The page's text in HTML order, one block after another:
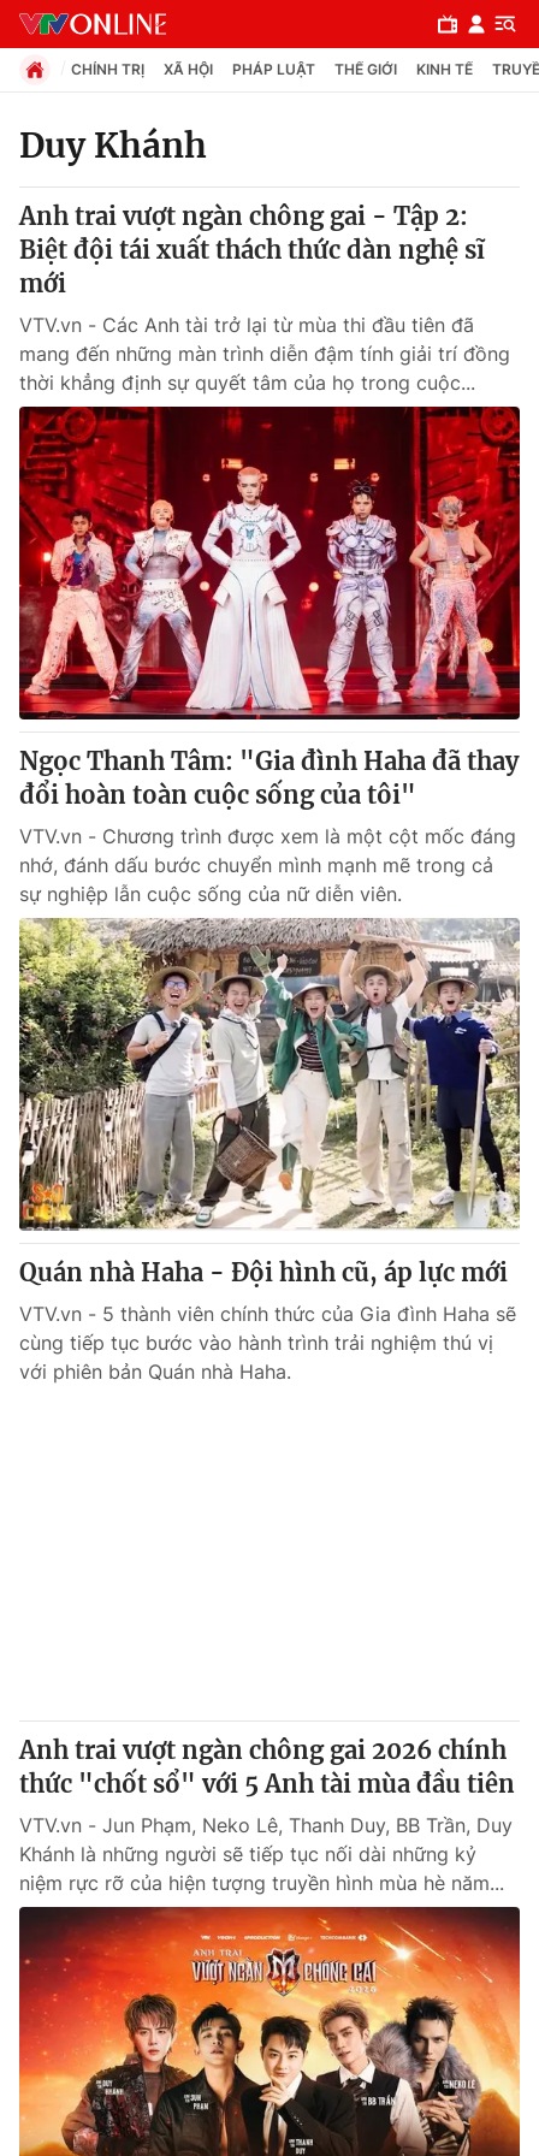
Chuyên mục
Chính trị
Pháp luật
Y tế
Thế giới
Tin tức
Thế giới đó đây
Câu chuyện quốc tế
Kinh tế
Tài chính
Thị trường
Góc doanh nghiệp
Dữ liệu và đời sống
Truyền hình
Phim VTV
Hậu trường
Nhân vật
Khán giả
Giải sao mai
Giải trí
Điện ảnh
Âm nhạc
Sao
Đời sống
Du lịch
Làm đẹp
Chất lượng cuộc sống
Giáo dục
Tuyển sinh
Học trực tuyến
Công nghệ
Hitech Công nghệ tương lai
Sản phẩm
Thị trường
Tư vấn
Giao lưu trực tuyến
Lịch phát sóng
Chuyên mục khác
Emagazine Podcast
Photo Infographic
VTV9 VTV8
Liên hệ tòa soạn English
THỜI BÁO VTV
Theo dõi báo trên
Cơ quan chủ quản:Đài Truyền hình Việt Nam
Cơ quan báo chí:Thời báo VTV
CHÍNH TRỊ XÃ HỘI PHÁP LUẬT THẾ GIỚI KINH TẾ
Duy Khánh
Anh trai vượt ngàn chông gai - Tập 2:
Biệt đội tái xuất thách thức dàn nghệ sĩ
mới
VTV.vn - Các Anh tài trở lại từ mùa thi đầu tiên đã
mang đến những màn trình diễn đậm tính giải trí đồng
thời khẳng định sự quyết tâm của họ trong cuộc...
Ngọc Thanh Tâm: "Gia đình Haha đã thay
đổi hoàn toàn cuộc sống của tôi"
VTV.vn - Chương trình được xem là một cột mốc đáng
nhớ, đánh dấu bước chuyển mình mạnh mẽ trong cả
sự nghiệp lẫn cuộc sống của nữ diễn viên.
Quán nhà Haha - Đội hình cũ, áp lực mới
VTV.vn - 5 thành viên chính thức của Gia đình Haha sẽ
cùng tiếp tục bước vào hành trình trải nghiệm thú vị
với phiên bản Quán nhà Haha.
Anh trai vượt ngàn chông gai 2026 chính
thức "chốt sổ" với 5 Anh tài mùa đầu tiên
VTV.vn - Jun Phạm, Neko Lê, Thanh Duy, BB Trần, Duy
Khánh là những người sẽ tiếp tục nối dài những kỷ
niệm rực rỡ của hiện tượng truyền hình mùa hè năm...